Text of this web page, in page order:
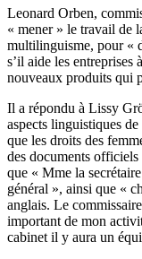
Leonard Orben,
« mener » le travail de
multilinguisme, pour «
s’il aide les entreprises
nouveaux produits qui
Il a répondu à Lissy
aspects linguistiques
que les droits des
des documents
que « Mme la
général », ainsi que «
anglais. Le
important de mon
cabinet il y aura un